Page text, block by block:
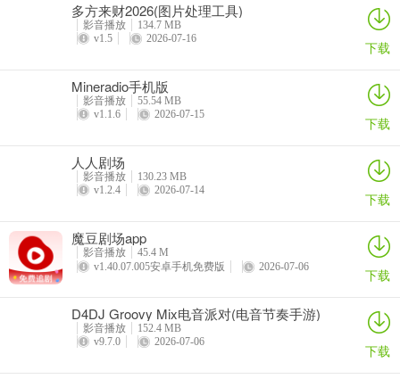
多方来财2026(图片处理工具)
影音播放
134.7 MB
v1.5
2026-07-16 下载
Mineradio手机版
影音播放
55.54 MB
v1.1.6
2026-07-15 下载
人人剧场
影音播放
130.23 MB
v1.2.4
2026-07-14 下载
魔豆剧场app
影音播放
45.4 M
v1.40.07.005安卓手机免费版
2026-07-06 下载
D4DJ Groovy Mix电音派对(电音节奏手游)
影音播放
152.4 MB
v9.7.0
2026-07-06 下载